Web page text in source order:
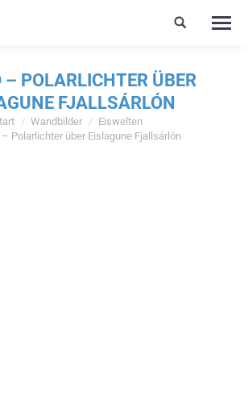
POLARLICHTER ÜBER
FJALLSÁRLÓN
Wandbilder
Eiswelten
Polarlichter über Eislagune Fjallsárlón